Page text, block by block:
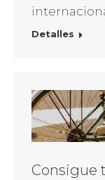
Detalles
Consigue